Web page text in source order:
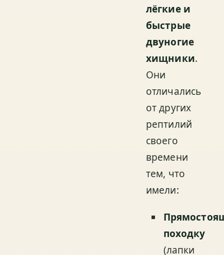
лёгкие и
быстрые
двуногие
хищники.
Они
отличались
от других
рептилий
своего
времени
тем, что
имели:
походку
(лапки